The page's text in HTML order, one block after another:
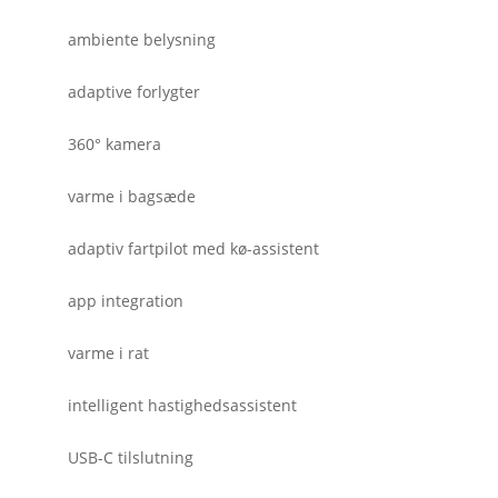
ambiente belysning
adaptive forlygter
360° kamera
varme i bagsæde
adaptiv fartpilot med kø-assistent
app integration
varme i rat
intelligent hastighedsassistent
USB-C tilslutning